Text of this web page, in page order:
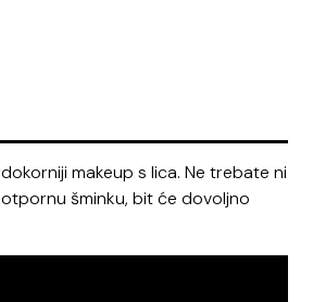
makeup s lica. Ne trebate ni
šminku, bit će dovoljno